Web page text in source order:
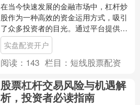
在当今快速发展的金融市场中，杠杆炒
股作为一种高效的资金运用方式，吸引
了众多投资者的目光。通过平台提供的
杠杆服务，投资者可以用较少的本金撬
动更大的投资额度，从而放....
实盘配资开户
阅读： 143 栏目： 短线股票配资
股票杠杆交易风险与机遇解
析，投资者必读指南